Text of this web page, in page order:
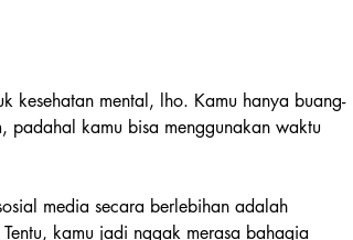
kesehatan mental, lho. Kamu hanya buang-
padahal kamu bisa menggunakan waktu
media secara berlebihan adalah
kamu jadi nggak merasa bahagia